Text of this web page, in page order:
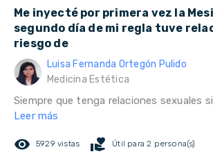
Me inyecté por primera vez la
segundo día de mi regla tuve
riesgo de
Luisa Fernanda Ortegón Pulido
Medicina Estética
Siempre que tenga relaciones sexuales
Leer más
remove_red_eye 5929 vistas volunteer_activism Útil para 2 persona(s)